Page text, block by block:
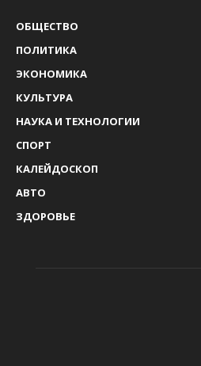
ОБЩЕСТВО
ПОЛИТИКА
ЭКОНОМИКА
КУЛЬТУРА
НАУКА И ТЕХНОЛОГИИ
СПОРТ
КАЛЕЙДОСКОП
АВТО
ЗДОРОВЬЕ